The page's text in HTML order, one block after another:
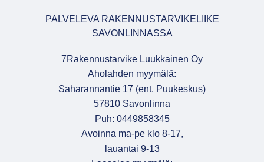
PALVELEVA RAKENNUSTARVIKELIIKE
SAVONLINNASSA
7Rakennustarvike Luukkainen Oy
Aholahden myymälä:
Saharannantie 17 (ent. Puukeskus)
57810 Savonlinna
Puh: 0449858345
Avoinna ma-pe klo 8-17,
lauantai 9-13